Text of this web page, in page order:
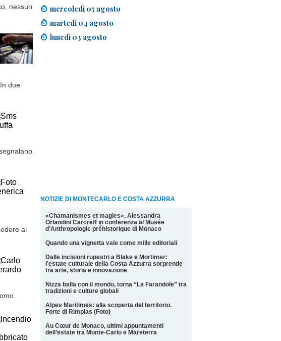
mercoledì 05 agosto
martedì 04 agosto
lunedì 03 agosto
NOTIZIE DI MONTECARLO E COSTA AZZURRA
«Chamanismes et magies», Alessandra
Orlandini Carcreff in conferenza al Musée
d’Anthropologie préhistorique di Monaco
Quando una vignetta vale come mille editoriali
Dalle incisioni rupestri a Blake e Mortimer:
l'estate culturale della Costa Azzurra sorprende
tra arte, storia e innovazione
Nizza balla con il mondo, torna “La Farandole” tra
tradizioni e culture globali
Alpes Maritimes: alla scoperta del territorio.
Forte di Rimplas (Foto)
Au Cœur de Monaco, ultimi appuntamenti
dell’estate tra Monte-Carlo e Mareterra
nessun
due
al